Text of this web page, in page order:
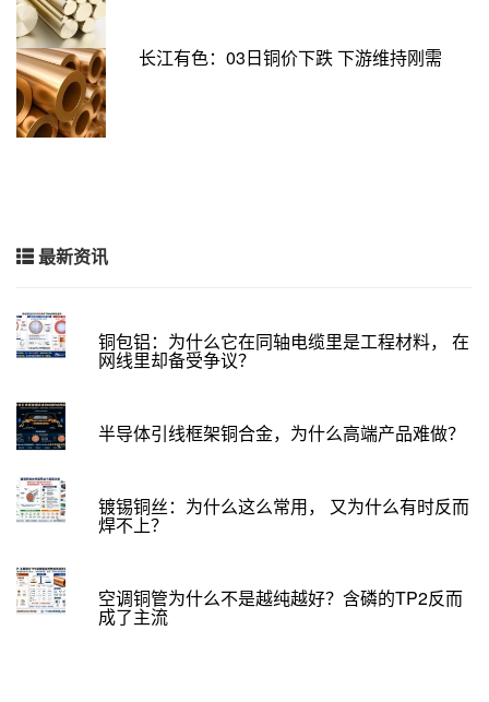
长江有色：03日铜价下跌 下游维持刚需
最新资讯
铜包铝：为什么它在同轴电缆里是工程材料， 在
网线里却备受争议？
半导体引线框架铜合金，为什么高端产品难做？
镀锡铜丝：为什么这么常用， 又为什么有时反而
焊不上？
空调铜管为什么不是越纯越好？含磷的TP2反而
成了主流